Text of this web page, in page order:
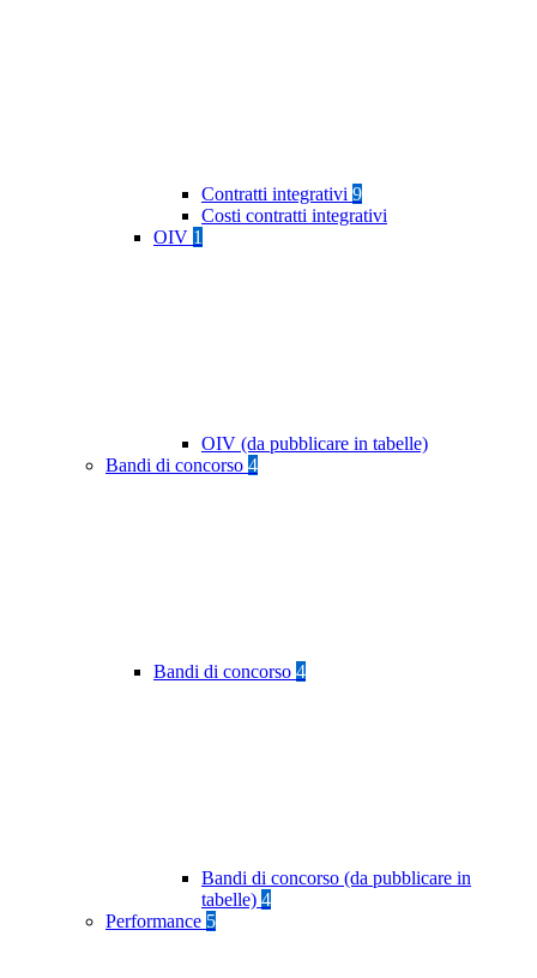
Contratti integrativi 9
Costi contratti integrativi
OIV 1
OIV (da pubblicare in tabelle)
Bandi di concorso 4
Bandi di concorso 4
Bandi di concorso (da pubblicare in
tabelle) 4
Performance 5